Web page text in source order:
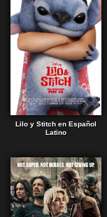
Lilo y Stitch en Español
Latino